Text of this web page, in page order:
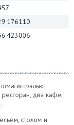
два кафе,
столом и